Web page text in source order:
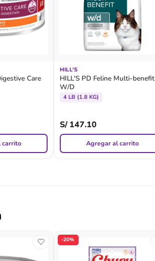
Care
carrito
HILL'S
HILL'S PD Feline Multi-benefit
W/D
4 LB (1.8 KG)
S/147.10
Agregar al carrito
-20%